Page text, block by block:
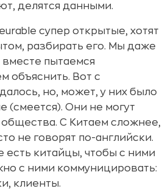
делятся данными.
супер открытые, хотят
разбирать его. Мы даже
пытаемся
объяснить. Вот с
но, может, у них было
(смеется). Они не могут
С Китаем сложнее,
не говорят по-английски.
есть китайцы, чтобы с ними
с ними коммуницировать:
клиенты.